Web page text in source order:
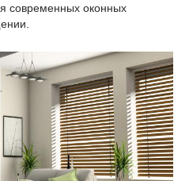
современных оконных